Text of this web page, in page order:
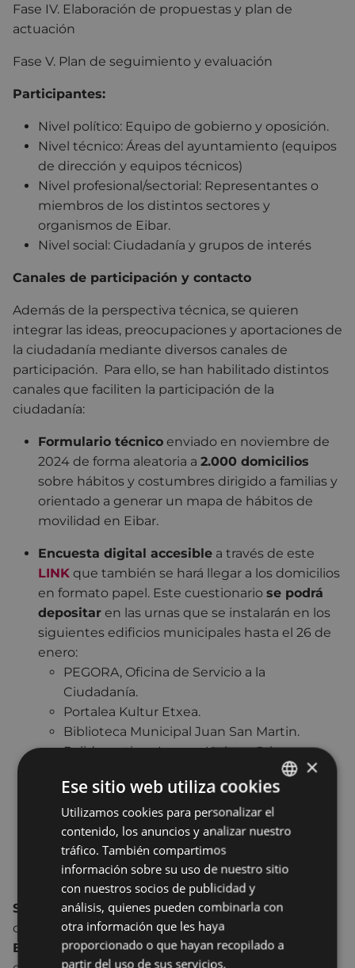
Fase IV. Elaboración de propuestas y plan de
actuación
Fase V. Plan de seguimiento y evaluación
Participantes:
Nivel político: Equipo de gobierno y oposición.
Nivel técnico: Áreas del ayuntamiento (equipos
de dirección y equipos técnicos)
Nivel profesional/sectorial: Representantes o
miembros de los distintos sectores y
organismos de Eibar.
Nivel social: Ciudadanía y grupos de interés
Canales de participación y contacto
Además de la perspectiva técnica, se quieren
integrar las ideas, preocupaciones y aportaciones de
la ciudadanía mediante diversos canales de
participación. Para ello, se han habilitado distintos
canales que faciliten la participación de la
ciudadanía:
Formulario técnico enviado en noviembre de
2024 de forma aleatoria a 2.000 domicilios
sobre hábitos y costumbres dirigido a familias y
orientado a generar un mapa de hábitos de
movilidad en Eibar.
Encuesta digital accesible a través de este
LINK que también se hará llegar a los domicilios
en formato papel. Este cuestionario se podrá
depositar en las urnas que se instalarán en los
siguientes edificios municipales hasta el 26 de
enero:
PEGORA, Oficina de Servicio a la
Ciudadanía.
Portalea Kultur Etxea.
Biblioteca Municipal Juan San Martin.
Polideportivos Ipurua, Unbe y Orbea.
Eibarko Andretxea.
Indianokua gaztelekua.
Talleres de participación ciudadana
Taller de diagnóstico
Sesión presencial abierta a toda la ciudadanía
celebrado el11 de febrero, a las 18:30, en la Plaza
Errebal (Aula A).En este taller de trabajo se
BASQUE
SPANISH
×
Ese sitio web utiliza cookies
Utilizamos cookies para personalizar el
contenido, los anuncios y analizar nuestro
tráfico. También compartimos
información sobre su uso de nuestro sitio
con nuestros socios de publicidad y
análisis, quienes pueden combinarla con
otra información que les haya
proporcionado o que hayan recopilado a
partir del uso de sus servicios.